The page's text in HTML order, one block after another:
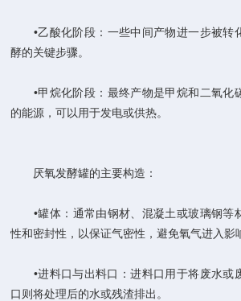
‌•乙酸化阶段‌：一些中间产物进一步被转
酵的关键步骤‌。
‌•甲烷化阶段‌：最终产物是甲烷和二氧化
的能源，可以用于发电或供热‌。
厌氧发酵罐的主要构造‌：
‌•罐体‌：通常由钢材、混凝土或玻璃钢等
性和密封性，以保证气密性，避免氧气进入影
‌•进料口与出料口‌：进料口用于将废水或
口则将处理后的水或残渣排出‌。